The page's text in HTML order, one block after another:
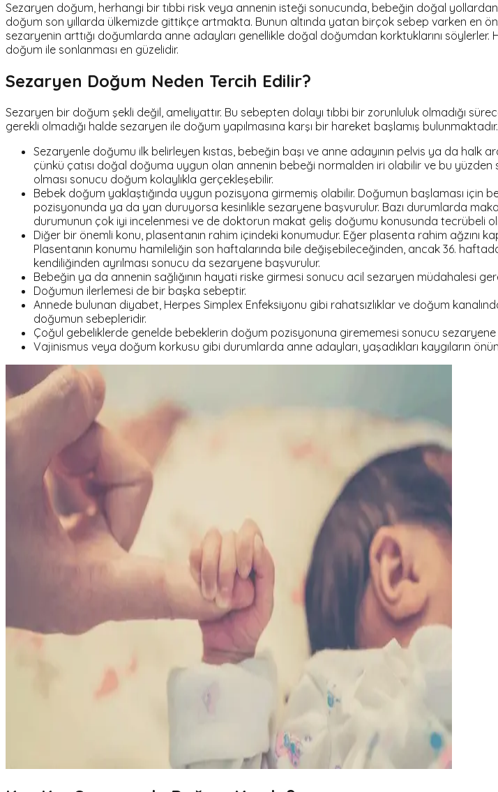
Sezaryen doğum, herhangi bir tıbbi risk veya annenin isteği sonucunda, bebeğin doğal yollardan
doğum son yıllarda ülkemizde gittikçe artmakta. Bunun altında yatan birçok sebep varken en
sezaryenin arttığı doğumlarda anne adayları genellikle doğal doğumdan korktuklarını
doğum ile sonlanması en güzelidir.
Sezaryen Doğum Neden Tercih Edilir?
Sezaryen bir doğum şekli değil, ameliyattır. Bu sebepten dolayı tıbbi bir zorunluluk olmadığı
gerekli olmadığı halde sezaryen ile doğum yapılmasına karşı bir hareket başlamış
Sezaryenle doğumu ilk belirleyen kıstas, bebeğin başı ve anne adayının pelvis ya da halk
çünkü çatısı doğal doğuma uygun olan annenin bebeği normalden iri olabilir ve bu
olması sonucu doğum kolaylıkla gerçekleşebilir.
Bebek doğum yaklaştığında uygun pozisyona girmemiş olabilir. Doğumun başlaması için
pozisyonunda ya da yan duruyorsa kesinlikle sezaryene başvurulur. Bazı durumlarda
durumunun çok iyi incelenmesi ve de doktorun makat geliş doğumu konusunda tecrübeli
Diğer bir önemli konu, plasentanın rahim içindeki konumudur. Eğer plasenta rahim ağzını
Plasentanın konumu hamileliğin son haftalarında bile değişebileceğinden, ancak 36.
kendiliğinden ayrılması sonucu da sezaryene başvurulur.
Bebeğin ya da annenin sağlığının hayati riske girmesi sonucu acil sezaryen müdahalesi
Doğumun ilerlemesi de bir başka sebeptir.
Annede bulunan diyabet, Herpes Simplex Enfeksiyonu gibi rahatsızlıklar ve doğum
doğumun sebepleridir.
Çoğul gebeliklerde genelde bebeklerin doğum pozisyonuna girememesi sonucu sezaryene
Vajinismus veya doğum korkusu gibi durumlarda anne adayları, yaşadıkları kaygıların